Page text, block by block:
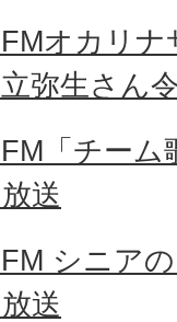
オカリナ
弥生さん
「チーム
送
シニア
送